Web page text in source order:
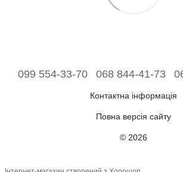
099 554-33-70 068 844-41-73
Контактна інформація
Повна версія сайту
© 2026